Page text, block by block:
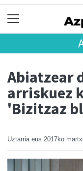
Abiatzear
arriskuez
'Bizitzaz
Uztarria.eus 2017ko